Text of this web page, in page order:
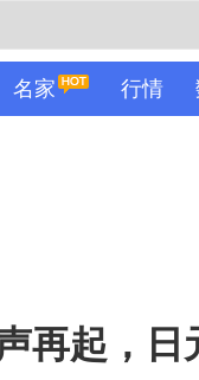
名家 行情
再起，